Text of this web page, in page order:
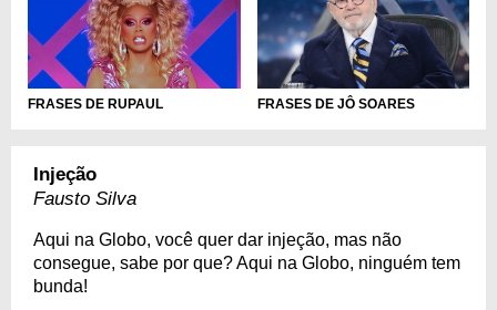
FRASES DE RUPAUL FRASES DE JÔ SOARES
Injeção
Fausto Silva
Aqui na Globo, você quer dar injeção, mas não
consegue, sabe por que? Aqui na Globo, ninguém tem
bunda!